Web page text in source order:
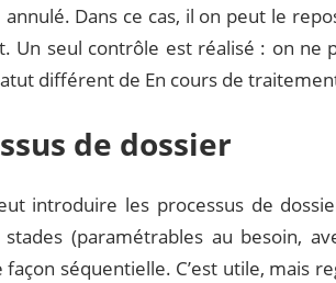
Dans ce cas, il on peut le
Un seul contrôle est réalisé : on ne
différent de En cours de
de dossier
introduire les processus de
(paramétrables au besoin,
façon séquentielle. C’est utile, mais